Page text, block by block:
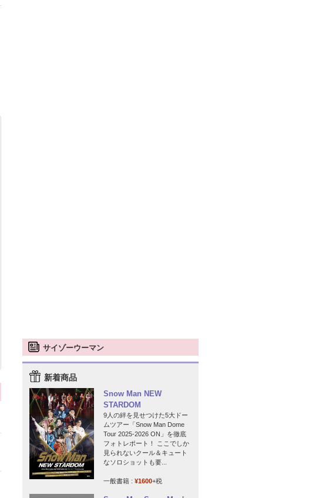
サイゾーウーマン
新着商品
Snow Man NEW
STARDOM
9人の絆を見せつけた5大ドー
ムツアー「Snow Man Dome
Tour 2025-2026 ON」を徹底
フォトレポート！ ここでしか
見られないクール＆キュート
なソロショットも要...
一般書籍 : ¥1600+税